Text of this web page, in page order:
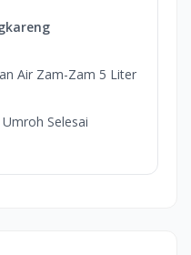
Air Zam-Zam 5 Liter
Selesai